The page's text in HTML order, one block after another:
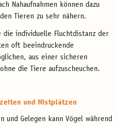
Nahaufnahmen können dazu
Tieren zu sehr nähern.
die individuelle Fluchtdistanz der
oft beeindruckende
aus einer sicheren
die Tiere aufzuscheuchen.
und Nistplätzen
und Gelegen kann Vögel während